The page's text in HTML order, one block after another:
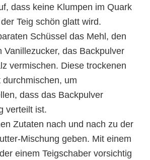
dass keine Klumpen im Quark
Teig schön glatt wird.
Schüssel das Mehl, den
Vanillezucker, das Backpulver
vermischen. Diese trockenen
durchmischen, um
dass das Backpulver
verteilt ist.
Zutaten nach und nach zu der
Mischung geben. Mit einem
einem Teigschaber vorsichtig